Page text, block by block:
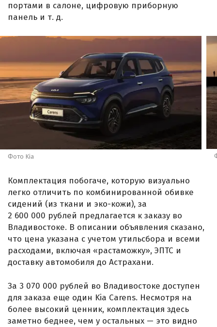
портами в салоне, цифровую приборную
панель и т. д.
Фото Kia
Комплектация побогаче, которую визуально
легко отличить по комбинированной обивке
сидений (из ткани и эко-кожи), за
2 600 000 рублей предлагается к заказу во
Владивостоке. В описании объявления сказано,
что цена указана с учетом утильсбора и всеми
расходами, включая «растаможку», ЭПТС и
доставку автомобиля до Астрахани.
За 3 070 000 рублей во Владивостоке доступен
для заказа еще один Kia Carens. Несмотря на
более высокий ценник, комплектация здесь
заметно беднее, чем у остальных — это видно